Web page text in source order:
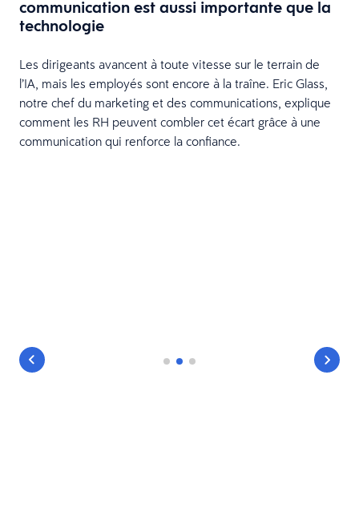
communication est aussi importante que la
technologie
Les dirigeants avancent à toute vitesse sur le terrain de
l’IA, mais les employés sont encore à la traîne. Eric Glass,
notre chef du marketing et des communications, explique
comment les RH peuvent combler cet écart grâce à une
communication qui renforce la confiance.